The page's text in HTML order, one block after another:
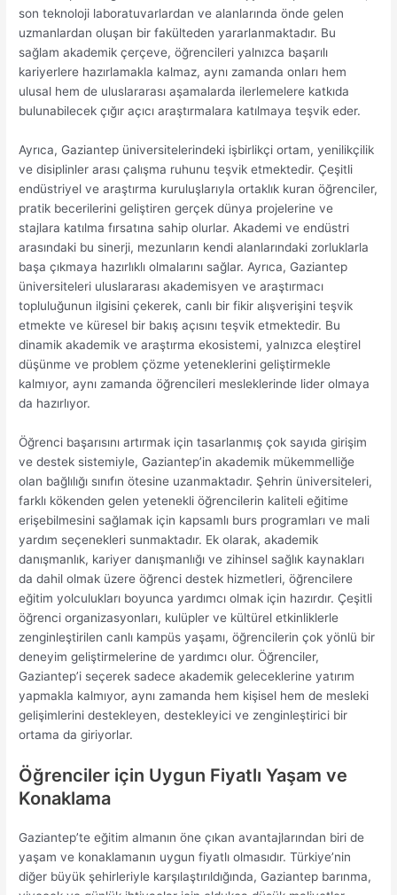
son teknoloji laboratuvarlardan ve alanlarında önde gelen
uzmanlardan oluşan bir fakülteden yararlanmaktadır. Bu
sağlam akademik çerçeve, öğrencileri yalnızca başarılı
kariyerlere hazırlamakla kalmaz, aynı zamanda onları hem
ulusal hem de uluslararası aşamalarda ilerlemelere katkıda
bulunabilecek çığır açıcı araştırmalara katılmaya teşvik eder.
Ayrıca, Gaziantep üniversitelerindeki işbirlikçi ortam, yenilikçilik
ve disiplinler arası çalışma ruhunu teşvik etmektedir. Çeşitli
endüstriyel ve araştırma kuruluşlarıyla ortaklık kuran öğrenciler,
pratik becerilerini geliştiren gerçek dünya projelerine ve
stajlara katılma fırsatına sahip olurlar. Akademi ve endüstri
arasındaki bu sinerji, mezunların kendi alanlarındaki zorluklarla
başa çıkmaya hazırlıklı olmalarını sağlar. Ayrıca, Gaziantep
üniversiteleri uluslararası akademisyen ve araştırmacı
topluluğunun ilgisini çekerek, canlı bir fikir alışverişini teşvik
etmekte ve küresel bir bakış açısını teşvik etmektedir. Bu
dinamik akademik ve araştırma ekosistemi, yalnızca eleştirel
düşünme ve problem çözme yeteneklerini geliştirmekle
kalmıyor, aynı zamanda öğrencileri mesleklerinde lider olmaya
da hazırlıyor.
Öğrenci başarısını artırmak için tasarlanmış çok sayıda girişim
ve destek sistemiyle, Gaziantep’in akademik mükemmelliğe
olan bağlılığı sınıfın ötesine uzanmaktadır. Şehrin üniversiteleri,
farklı kökenden gelen yetenekli öğrencilerin kaliteli eğitime
erişebilmesini sağlamak için kapsamlı burs programları ve mali
yardım seçenekleri sunmaktadır. Ek olarak, akademik
danışmanlık, kariyer danışmanlığı ve zihinsel sağlık kaynakları
da dahil olmak üzere öğrenci destek hizmetleri, öğrencilere
eğitim yolculukları boyunca yardımcı olmak için hazırdır. Çeşitli
öğrenci organizasyonları, kulüpler ve kültürel etkinliklerle
zenginleştirilen canlı kampüs yaşamı, öğrencilerin çok yönlü bir
deneyim geliştirmelerine de yardımcı olur. Öğrenciler,
Gaziantep’i seçerek sadece akademik geleceklerine yatırım
yapmakla kalmıyor, aynı zamanda hem kişisel hem de mesleki
gelişimlerini destekleyen, destekleyici ve zenginleştirici bir
ortama da giriyorlar.
Öğrenciler için Uygun Fiyatlı Yaşam ve
Konaklama
Gaziantep’te eğitim almanın öne çıkan avantajlarından biri de
yaşam ve konaklamanın uygun fiyatlı olmasıdır. Türkiye’nin
diğer büyük şehirleriyle karşılaştırıldığında, Gaziantep barınma,